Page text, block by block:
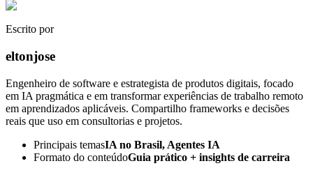
Escrito por
eltonjose
Engenheiro de software e estrategista de produtos digitais, focado
em IA pragmática e em transformar experiências de trabalho remoto
em aprendizados aplicáveis. Compartilho frameworks e decisões
reais que uso em consultorias e projetos.
Principais temasIA no Brasil, Agentes IA
Formato do conteúdoGuia prático + insights de carreira